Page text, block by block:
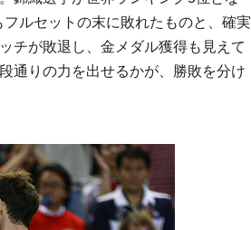
ルセットの末に敗れたものと、確実
チが敗退し、金メダル獲得も見えて
通りの力を出せるかが、勝敗を分け